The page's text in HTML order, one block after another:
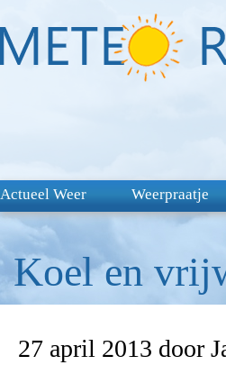
Actueel Weer Weerpraatje
Koel en
27 april 2013 door